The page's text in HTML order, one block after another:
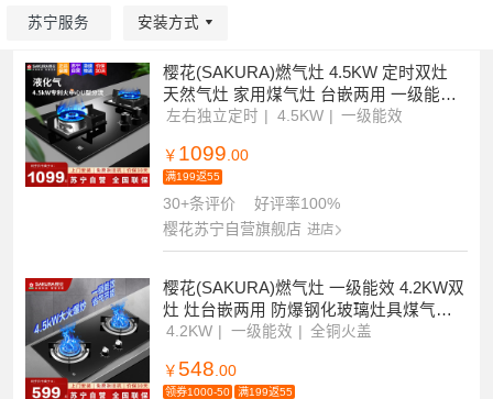
苏宁服务 安装方式
重选 确认
樱花(SAKURA)燃气灶 4.5KW 定时双灶
天然气灶 家用煤气灶 台嵌两用 一级能效
B9201液化气
左右独立定时 4.5KW 一级能效
￥ 1099.00
满199返55
30+条评价
好评率100%
樱花苏宁自营旗舰店 进店
樱花(SAKURA)燃气灶 一级能效 4.2KW双
灶 灶台嵌两用 防爆钢化玻璃灶具煤气灶
(液化气)JZY-ADG03
4.2KW 一级能效 全铜火盖
￥ 548 .00
领券1000-50 满199返55